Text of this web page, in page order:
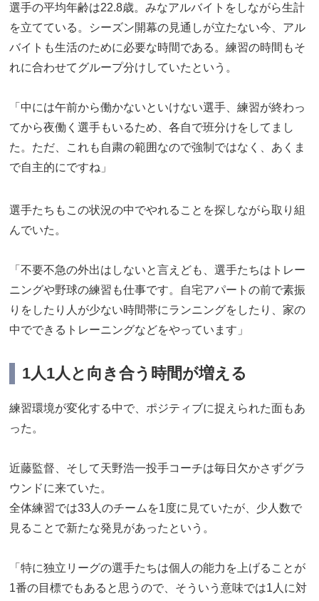
選手の平均年齢は22.8歳。みなアルバイトをしながら生計
を立てている。シーズン開幕の見通しが立たない今、アル
バイトも生活のために必要な時間である。練習の時間もそ
れに合わせてグループ分けしていたという。
「中には午前から働かないといけない選手、練習が終わっ
てから夜働く選手もいるため、各自で班分けをしてまし
た。ただ、これも自粛の範囲なので強制ではなく、あくま
で自主的にですね」
選手たちもこの状況の中でやれることを探しながら取り組
んでいた。
「不要不急の外出はしないと言えども、選手たちはトレー
ニングや野球の練習も仕事です。自宅アパートの前で素振
りをしたり人が少ない時間帯にランニングをしたり、家の
中でできるトレーニングなどをやっています」
1人1人と向き合う時間が増える
練習環境が変化する中で、ポジティブに捉えられた面もあ
った。
近藤監督、そして天野浩一投手コーチは毎日欠かさずグラ
ウンドに来ていた。
全体練習では33人のチームを1度に見ていたが、少人数で
見ることで新たな発見があったという。
「特に独立リーグの選手たちは個人の能力を上げることが
1番の目標でもあると思うので、そういう意味では1人に対